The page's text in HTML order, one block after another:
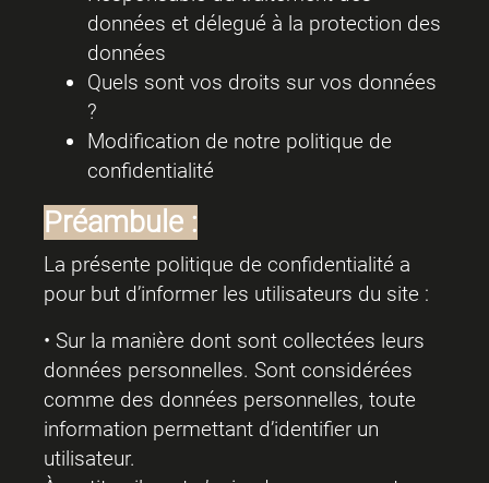
données et délegué à la protection des
données
Quels sont vos droits sur vos données
?
Modification de notre politique de
confidentialité
Préambule :
La présente politique de confidentialité a
pour but d’informer les utilisateurs du site :
• Sur la manière dont sont collectées leurs
données personnelles. Sont considérées
comme des données personnelles, toute
information permettant d’identifier un
utilisateur.